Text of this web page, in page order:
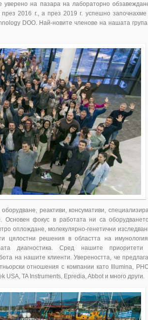
уверено на пазара на лабораторно
2016 г., а през 2019 г. успешно
DOO. Най-новите членове на нашата
реактиви, консумативи,
Основен фокус в работата ни са
оплождане, молекулярно-генетични
цялостни решения в областта на
диагностика. Сред нашите приоритети
на нашите клиенти. Увереността, че
отношения с компании като Illumina,
TA Instruments, Epredia, Abbot и много други.